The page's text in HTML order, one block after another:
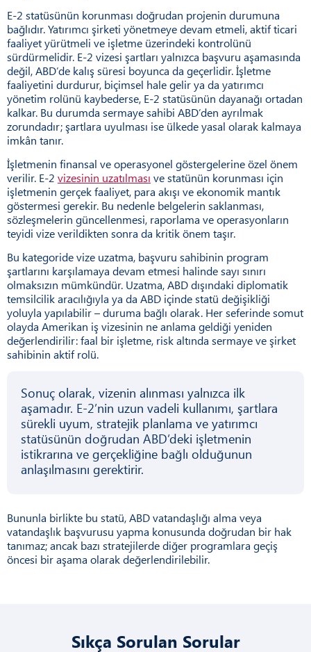
E-2 statüsünün korunması doğrudan projenin durumuna
bağlıdır. Yatırımcı şirketi yönetmeye devam etmeli, aktif ticari
faaliyet yürütmeli ve işletme üzerindeki kontrolünü
sürdürmelidir. E-2 vizesi şartları yalnızca başvuru aşamasında
değil, ABD’de kalış süresi boyunca da geçerlidir. İşletme
faaliyetini durdurur, biçimsel hale gelir ya da yatırımcı
yönetim rolünü kaybederse, E-2 statüsünün dayanağı ortadan
kalkar. Bu durumda sermaye sahibi ABD’den ayrılmak
zorundadır; şartlara uyulması ise ülkede yasal olarak kalmaya
imkân tanır.
İşletmenin finansal ve operasyonel göstergelerine özel önem
verilir. E-2 vizesinin uzatılması ve statünün korunması için
işletmenin gerçek faaliyet, para akışı ve ekonomik mantık
göstermesi gerekir. Bu nedenle belgelerin saklanması,
sözleşmelerin güncellenmesi, raporlama ve operasyonların
teyidi vize verildikten sonra da kritik önem taşır.
Bu kategoride vize uzatma, başvuru sahibinin program
şartlarını karşılamaya devam etmesi halinde sayı sınırı
olmaksızın mümkündür. Uzatma, ABD dışındaki diplomatik
temsilcilik aracılığıyla ya da ABD içinde statü değişikliği
yoluyla yapılabilir – duruma bağlı olarak. Her seferinde somut
olayda Amerikan iş vizesinin ne anlama geldiği yeniden
değerlendirilir: faal bir işletme, risk altında sermaye ve şirket
sahibinin aktif rolü.
Sonuç olarak, vizenin alınması yalnızca ilk
aşamadır. E-2’nin uzun vadeli kullanımı, şartlara
sürekli uyum, stratejik planlama ve yatırımcı
statüsünün doğrudan ABD’deki işletmenin
istikrarına ve gerçekliğine bağlı olduğunun
anlaşılmasını gerektirir.
Bununla birlikte bu statü, ABD vatandaşlığı alma veya
vatandaşlık başvurusu yapma konusunda doğrudan bir hak
tanımaz; ancak bazı stratejilerde diğer programlara geçiş
öncesi bir aşama olarak değerlendirilebilir.
Sıkça Sorulan Sorular